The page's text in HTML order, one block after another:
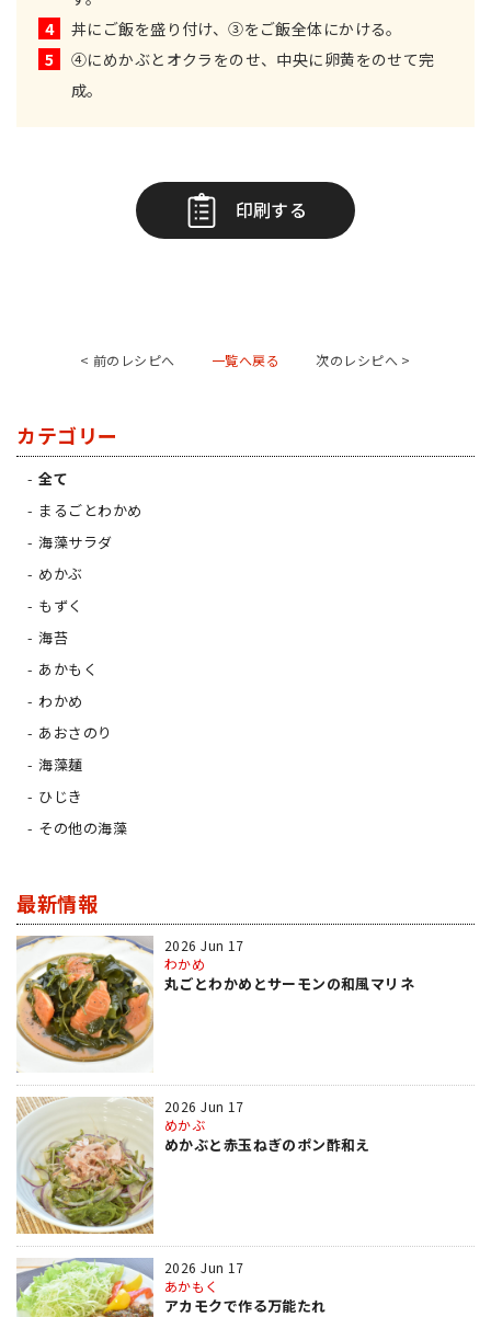
4
丼にご飯を盛り付け、③をご飯全体にかける。
5
④にめかぶとオクラをのせ、中央に卵黄をのせて完
成。
印刷する
< 前のレシピへ 一覧へ戻る 次のレシピへ >
カテゴリー
全て
まるごとわかめ
海藻サラダ
めかぶ
もずく
海苔
あかもく
わかめ
あおさのり
海藻麺
ひじき
その他の海藻
最新情報
2026 Jun 17
わかめ
丸ごとわかめとサーモンの和風マリネ
2026 Jun 17
めかぶ
めかぶと赤玉ねぎのポン酢和え
2026 Jun 17
あかもく
アカモクで作る万能たれ